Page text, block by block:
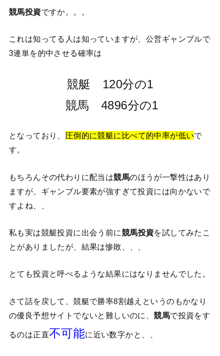
競馬投資ですか。。。
これは知ってる人は知っていますが、公営ギャンブルで
3連単を的中させる確率は
競艇 120分の1
競馬 4896分の1
となっており、 圧倒的に競艇に比べて的中率が低いで
す。
もちろんその代わりに配当は競馬のほうが一撃性はあり
ますが、ギャンブル要素が強すぎて投資には向かないで
すよね、、
私も実は競艇投資に出会う前に競馬投資を試してみたこ
とがありましたが、結果は惨敗、、、
とても投資と呼べるような結果にはなりませんでした。
さて話を戻して、競艇で勝率8割越えというのもかなり
の優良予想サイトでないと難しいのに、競馬で投資をす
るのは正直不可能に近い数字かと、、